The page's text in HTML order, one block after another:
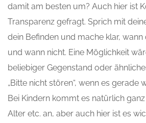
damit am besten um? Auch hier ist
Transparenz gefragt. Sprich mit
dein Befinden und mache klar,
und wann nicht. Eine Möglichkeit
beliebiger Gegenstand oder
„Bitte nicht stören“, wenn es gerade
Bei Kindern kommt es natürlich ganz
Alter etc. an, aber auch hier ist es